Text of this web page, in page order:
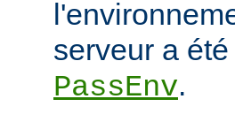
serveur a
PassEnv.